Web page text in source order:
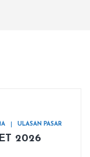
ULASAN PASAR
2026